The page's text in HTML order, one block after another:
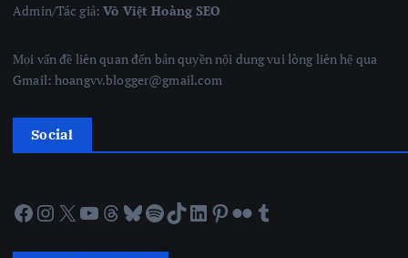
Admin/Tác giả:Võ Việt Hoàng SEO
Mọi vấn đề liên quan đến bản quyền nội dung vui lòng liên hệ qua
Gmail: hoangvv.blogger@gmail.com
Social
Facebook Instagram X YouTube Threads Bluesky Spotify TikTok LinkedIn Pinterest Flickr Tumblr